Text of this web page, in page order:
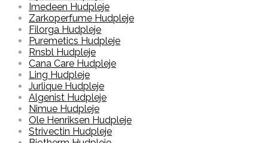
Imedeen Hudpleje
Zarkoperfume Hudpleje
Filorga Hudpleje
Puremetics Hudpleje
Rnsbl Hudpleje
Cana Care Hudpleje
Ling Hudpleje
Jurlique Hudpleje
Algenist Hudpleje
Nimue Hudpleje
Ole Henriksen Hudpleje
Strivectin Hudpleje